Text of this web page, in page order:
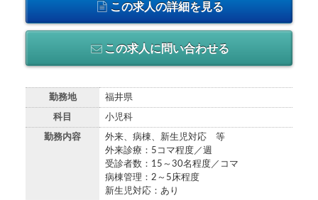
この求人の詳細を見る
この求人に問い合わせる
勤務地 福井県
科目 小児科
勤務内容
外来、病棟、新生児対応 等
外来診療：5コマ程度／週
受診者数：15～30名程度／コマ
病棟管理：2～5床程度
新生児対応：あり